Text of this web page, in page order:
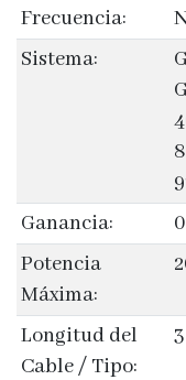
Frecuencia:
Sistema:
Ganancia:
Potencia
Máxima:
Longitud del
Cable / Tipo: